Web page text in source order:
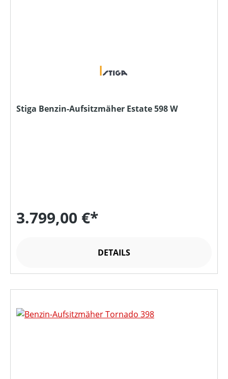
Stiga Benzin-Aufsitzmäher Estate 598 W
3.799,00 €*
DETAILS